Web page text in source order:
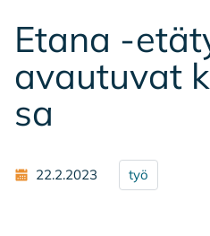
Eta­na -
avau­tu­vat
sa
22.2.2023 työ